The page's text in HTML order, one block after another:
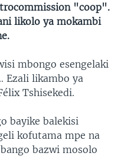
"coop".
likolo ya mokambi
mbongo esengelaki
Ezali likambo ya
Tshisekedi.
bayike balekisi
kofutama mpe na
bazwi mosolo